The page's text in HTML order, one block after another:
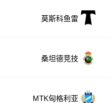
莫斯科鱼雷
桑坦德竞技
MTK匈格利亚